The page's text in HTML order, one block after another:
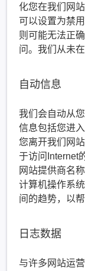
化您在我们网
可以设置为禁
则可能无法正
问。我们从未
自动信息
我们会自动从
信息包括您进
您离开我们网
于访问Internet
网站提供商名
计算机操作系
间的趋势，以
日志数据
与许多网站运